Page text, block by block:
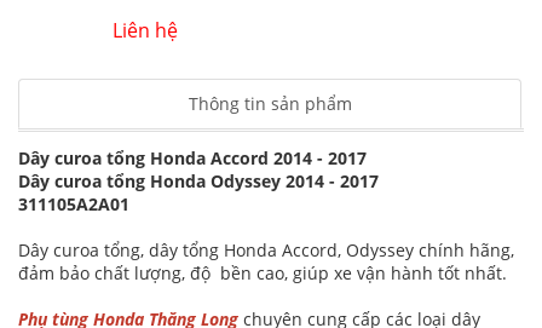
Liên hệ
Thông tin sản phẩm
Dây curoa tổng Honda Accord 2014 - 2017
Dây curoa tổng Honda Odyssey 2014 - 2017
311105A2A01
Dây curoa tổng, dây tổng Honda Accord, Odyssey chính hãng,
đảm bảo chất lượng, độ bền cao, giúp xe vận hành tốt nhất.
Phụ tùng Honda Thăng Long chuyên cung cấp các loại dây